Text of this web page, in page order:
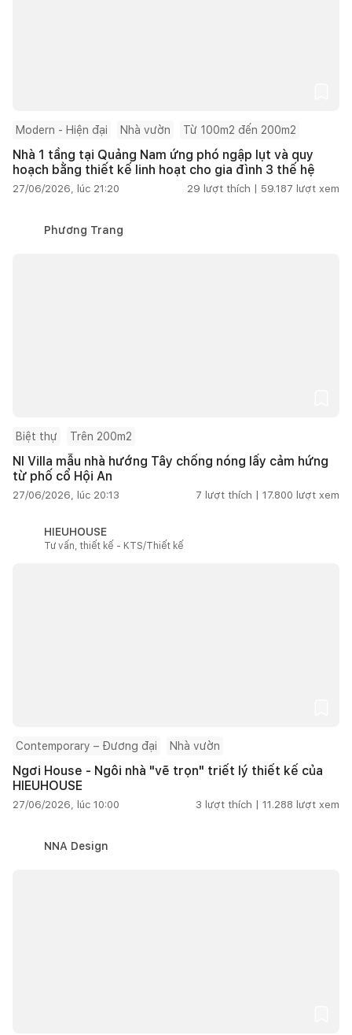
Modern - Hiện đại Nhà vườn Từ 100m2 đến 200m2
Nhà 1 tầng tại Quảng Nam ứng phó ngập lụt và quy
hoạch bằng thiết kế linh hoạt cho gia đình 3 thế hệ
27/06/2026, lúc 21:20 29 lượt thích | 59.187 lượt xem
Phương Trang
Biệt thự Trên 200m2
NI Villa mẫu nhà hướng Tây chống nóng lấy cảm hứng
từ phố cổ Hội An
27/06/2026, lúc 20:13 7 lượt thích | 17.800 lượt xem
HIEUHOUSE
Tư vấn, thiết kế - KTS/Thiết kế
Contemporary – Đương đại Nhà vườn
Ngơi House - Ngôi nhà "vẽ trọn" triết lý thiết kế của
HIEUHOUSE
27/06/2026, lúc 10:00 3 lượt thích | 11.288 lượt xem
NNA Design